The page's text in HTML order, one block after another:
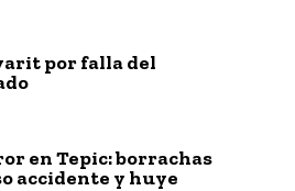
por falla del
en Tepic: borrachas
accidente y huye